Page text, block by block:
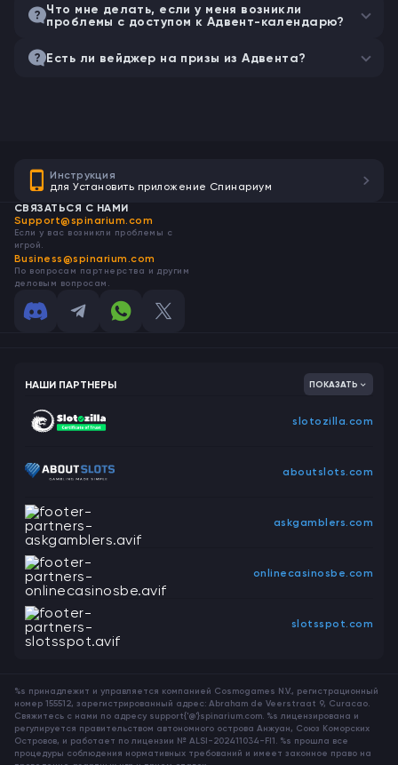
Что мне делать, если у меня возникли
проблемы с доступом к Адвент-календарю?
Есть ли вейджер на призы из Адвента?
СВЯЗАТЬСЯ С НАМИ
Support@spinarium.com
Если у вас возникли проблемы с
игрой.
Business@spinarium.com
По вопросам партнерства и другим
деловым вопросам.
Инструкция
для Установить приложение Спинариум
НАШИ ПАРТНЕРЫ ПОКАЗАТЬ
slotozilla.com
aboutslots.com
askgamblers.com
onlinecasinosbe.com
slotsspot.com
%s принадлежит и управляется компанией Cosmogames N.V., регистрационный
номер 155512, зарегистрированный адрес: Abraham de Veerstraat 9, Curacao.
Свяжитесь с нами по адресу support{'@'}spinarium.com. %s лицензирована и
регулируется правительством автономного острова Анжуан, Союз Коморских
Островов, и работает по лицензии № ALSI-202411034-FI1. %s прошла все
процедуры соблюдения нормативных требований и имеет законное право на